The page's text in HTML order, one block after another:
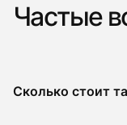
Частые
Сколько стоит